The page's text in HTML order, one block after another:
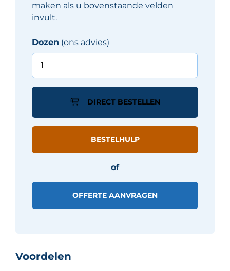
maken als u bovenstaande velden
invult.
Dozen (ons advies)
Del
Conca
cm
DIRECT BESTELLEN
BESTELHULP
of
OFFERTE AANVRAGEN
Voordelen